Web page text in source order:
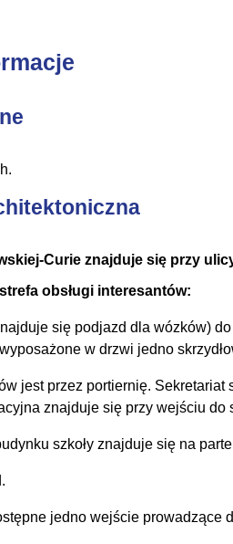
Curie znajduje się przy
obsługi interesantów:
się podjazd dla wózków)
w drzwi jedno
jest przez portiernię. Sekretariat
znajduje się przy wejściu do
szkoły znajduje się na
jedno wejście prowadzące